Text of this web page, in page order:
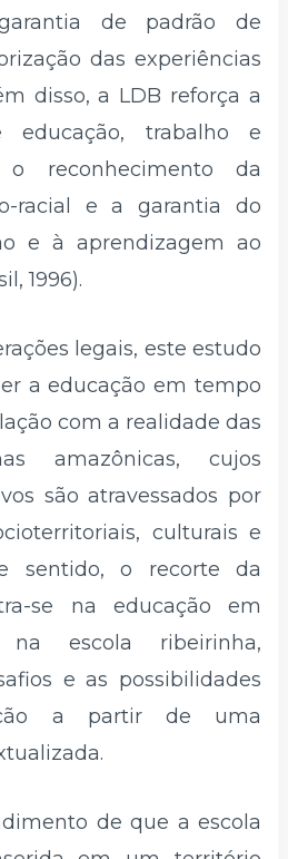
de padrão de
das experiências
disso, a LDB reforça a
educação, trabalho e
o reconhecimento da
racial e a garantia do
e à aprendizagem ao
1996).
legais, este estudo
a educação em tempo
com a realidade das
amazônicas, cujos
são atravessados por
culturais e
sentido, o recorte da
se na educação em
escola ribeirinha,
e as possibilidades
a partir de uma
de que a escola